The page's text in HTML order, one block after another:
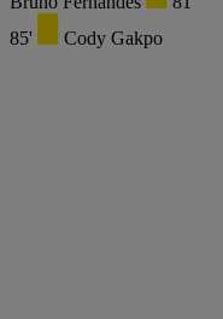
85'
Cody Gakpo